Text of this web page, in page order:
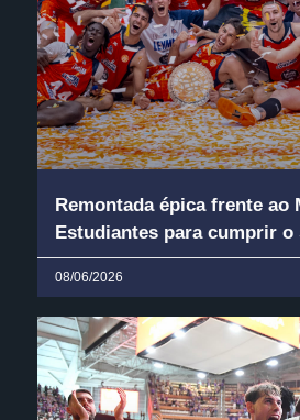
Remontada épica frente ao
Estudiantes para cumprir o
08/06/2026